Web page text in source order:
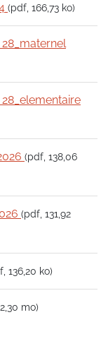
(pdf, 166,73 ko)
(pdf, 138,06
(pdf, 131,92
136,20 ko)
mo)